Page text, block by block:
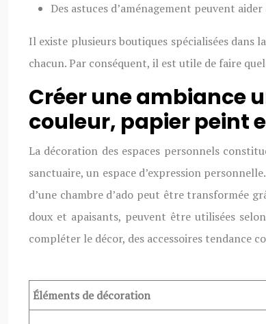
Des astuces d’aménagement peuvent
Il existe plusieurs boutiques spécialisées dans
chacun. Par conséquent, il est utile de faire
Créer une ambiance
couleur, papier peint
La décoration des espaces personnels
sanctuaire, un espace d’expression
d’une chambre d’ado peut être transformée
doux et apaisants, peuvent être utilisées
compléter le décor, des accessoires tendance
Éléments de décoration